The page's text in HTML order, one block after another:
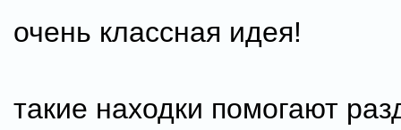
очень классная идея!
такие находки помогают